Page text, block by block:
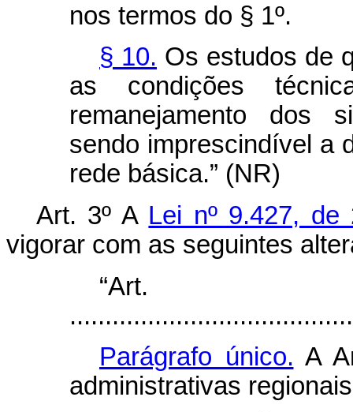
nos termos do § 1º.
§ 10. Os estudos de
as condições
remanejamento dos
sendo imprescindível a
rede básica.” (NR)
Art. 3º A Lei nº 9.427,
vigorar com as seguintes
Parágrafo único. A
administrativas